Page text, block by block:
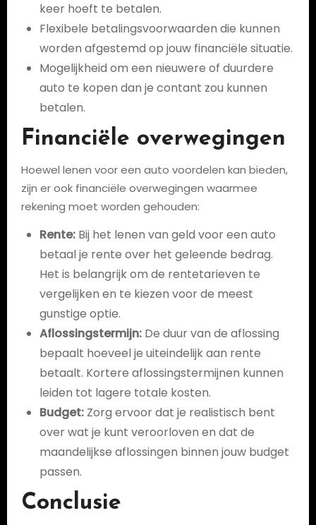
keer hoeft te betalen.
Flexibele betalingsvoorwaarden die kunnen
worden afgestemd op jouw financiële situatie.
Mogelijkheid om een nieuwere of duurdere
auto te kopen dan je contant zou kunnen
betalen.
Financiële overwegingen
Hoewel lenen voor een auto voordelen kan bieden,
zijn er ook financiële overwegingen waarmee
rekening moet worden gehouden:
Rente:Bij het lenen van geld voor een auto
betaal je rente over het geleende bedrag.
Het is belangrijk om de rentetarieven te
vergelijken en te kiezen voor de meest
gunstige optie.
Aflossingstermijn:De duur van de aflossing
bepaalt hoeveel je uiteindelijk aan rente
betaalt. Kortere aflossingstermijnen kunnen
leiden tot lagere totale kosten.
Budget:Zorg ervoor dat je realistisch bent
over wat je kunt veroorloven en dat de
maandelijkse aflossingen binnen jouw budget
passen.
Conclusie